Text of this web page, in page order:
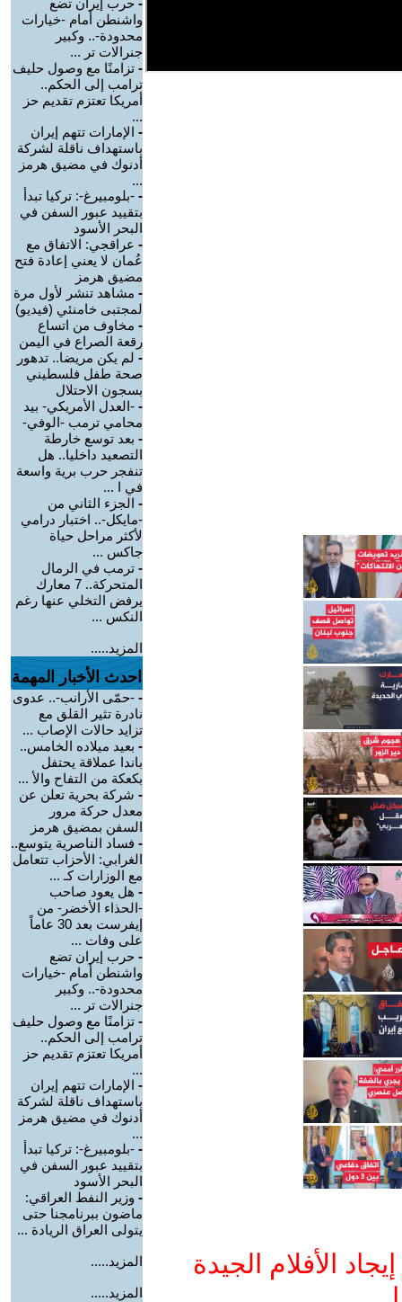
الأفلام الجيدة
- حرب إيران تضع
واشنطن أمام -خيارات
محدودة-.. وكبير
جنرالات تر ...
- تزامنًا مع وصول حليف
ترامب إلى الحكم..
أمريكا تعتزم تقديم حز
...
- الإمارات تتهم إيران
باستهداف ناقلة لشركة
أدنوك في مضيق هرمز
...
- -بلومبيرغ-: تركيا تبدأ
بتقييد عبور السفن في
البحر الأسود
- عراقجي: الاتفاق مع
عُمان لا يعني إعادة فتح
مضيق هرمز
- مشاهد تنشر لأول مرة
لمجتبى خامنئي (فيديو)
- مخاوف من اتساع
رقعة الصراع في اليمن
- لم يكن مريضا.. تدهور
صحة طفل فلسطيني
بسجون الاحتلال
- -العدل الأمريكي- بيد
محامي ترمب -الوفي-
- بعد توسع خارطة
التصعيد داخليا.. هل
تنفجر حرب برية واسعة
في ا ...
- الجزء الثاني من
-مايكل-.. اختبار درامي
لأكثر مراحل حياة
جاكس ...
- ترمب في الرمال
المتحركة.. 7 معارك
يرفض التخلي عنها رغم
النكس ...
المزيد.....
احدث الأخبار المهمة
- -حمّى الأرانب-.. عدوى
نادرة تثير القلق مع
تزايد حالات الإصاب ...
- بعيد ميلاده الخامس..
باندا عملاقة يحتفل
بكعكة من التفاح والأ ...
- شركة بحرية تعلن عن
معدل حركة مرور
السفن بمضيق هرمز
- فساد الناصرية يتوسع..
الغرابي: الأحزاب تتعامل
مع الوزارات كـ ...
- هل يعود صاحب
-الحذاء الأخضر- من
إيفرست بعد 30 عاماً
على وفات ...
- حرب إيران تضع
واشنطن أمام -خيارات
محدودة-.. وكبير
جنرالات تر ...
- تزامنًا مع وصول حليف
ترامب إلى الحكم..
أمريكا تعتزم تقديم حز
...
- الإمارات تتهم إيران
باستهداف ناقلة لشركة
أدنوك في مضيق هرمز
...
- -بلومبيرغ-: تركيا تبدأ
بتقييد عبور السفن في
البحر الأسود
- وزير النفط العراقي:
ماضون ببرنامجنا حتى
يتولى العراق الريادة ...
المزيد.....
المزيد.....